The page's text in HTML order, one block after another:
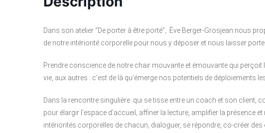
Dans son atelier “De porter à être porté”, Ève Berger-Grosjean nous
de notre intériorité corporelle pour nous y déposer et nous laisser
Prendre conscience de notre chair mouvante et émouvante qui
vie, aux autres : c’est de là qu’émerge nos potentiels de déploiements
Dans la rencontre singulière qui se tisse entre un coach et son client,
pour élargir l’espace d’accueil, affiner la lecture, amplifier la présence
intériorités corporelles de chacun, dialoguer, se répondre, co-créer